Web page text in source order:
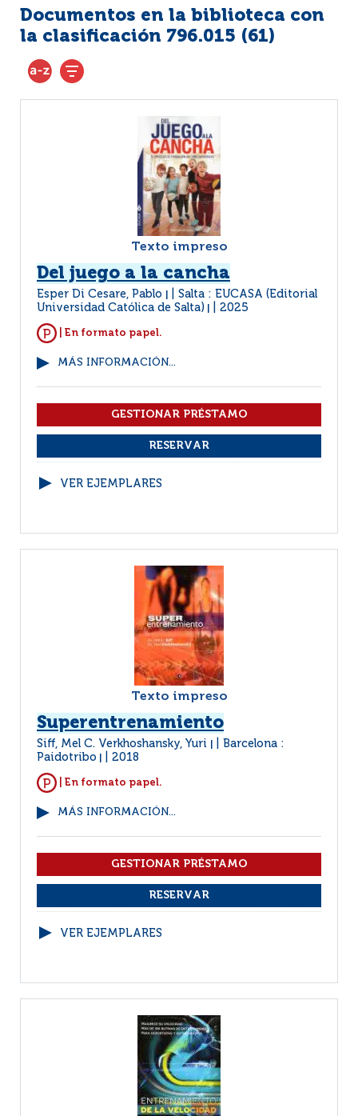
Documentos en la biblioteca con
la clasificación 796.015 (61)
Texto impreso
Del juego a la cancha
Esper Di Cesare, Pablo
Salta : EUCASA (Editorial
Universidad Católica de Salta)
2025
| En formato papel.
MÁS INFORMACIÓN...
VER EJEMPLARES
Texto impreso
Superentrenamiento
Siff, Mel C. Verkhoshansky, Yuri
Barcelona :
Paidotribo
2018
| En formato papel.
MÁS INFORMACIÓN...
VER EJEMPLARES